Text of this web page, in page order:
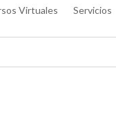
Virtuales Servicios